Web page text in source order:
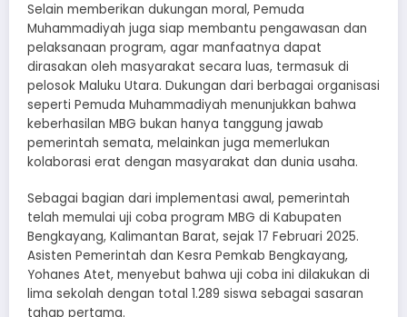
Selain memberikan dukungan moral, Pemuda
Muhammadiyah juga siap membantu pengawasan dan
pelaksanaan program, agar manfaatnya dapat
dirasakan oleh masyarakat secara luas, termasuk di
pelosok Maluku Utara. Dukungan dari berbagai organisasi
seperti Pemuda Muhammadiyah menunjukkan bahwa
keberhasilan MBG bukan hanya tanggung jawab
pemerintah semata, melainkan juga memerlukan
kolaborasi erat dengan masyarakat dan dunia usaha.
Sebagai bagian dari implementasi awal, pemerintah
telah memulai uji coba program MBG di Kabupaten
Bengkayang, Kalimantan Barat, sejak 17 Februari 2025.
Asisten Pemerintah dan Kesra Pemkab Bengkayang,
Yohanes Atet, menyebut bahwa uji coba ini dilakukan di
lima sekolah dengan total 1.289 siswa sebagai sasaran
tahap pertama.